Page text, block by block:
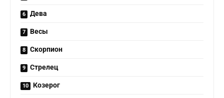
Дева
Весы
Скорпион
Стрелец
Козерог